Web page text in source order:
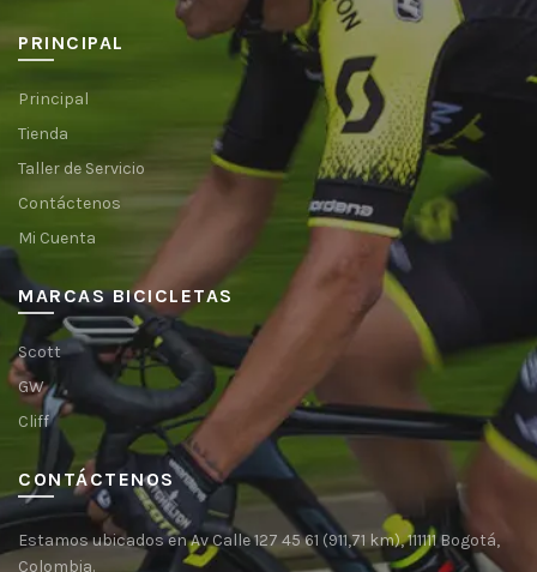
PRINCIPAL
Principal
Tienda
Taller de Servicio
Contáctenos
Mi Cuenta
MARCAS BICICLETAS
Scott
GW
Cliff
CONTÁCTENOS
Estamos ubicados en Av Calle 127 45 61 (911,71 km), 111111 Bogotá,
Colombia.